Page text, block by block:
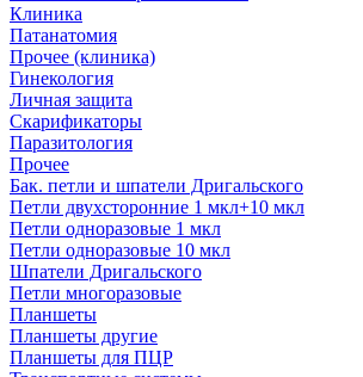
Клиника
Патанатомия
Прочее (клиника)
Гинекология
Личная защита
Скарификаторы
Паразитология
Прочее
Бак. петли и шпатели Дригальского
Петли двухсторонние 1 мкл+10 мкл
Петли одноразовые 1 мкл
Петли одноразовые 10 мкл
Шпатели Дригальского
Петли многоразовые
Планшеты
Планшеты другие
Планшеты для ПЦР